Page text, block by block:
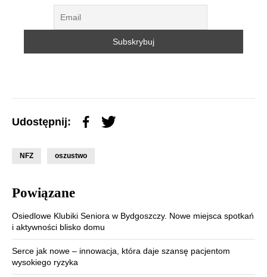
Udostępnij:
NFZ oszustwo
Powiązane
Osiedlowe Klubiki Seniora w Bydgoszczy. Nowe miejsca spotkań
i aktywności blisko domu
Serce jak nowe – innowacja, która daje szansę pacjentom
wysokiego ryzyka